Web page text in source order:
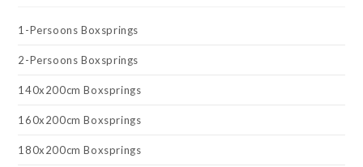
1-Persoons Boxsprings
2-Persoons Boxsprings
140x200cm Boxsprings
160x200cm Boxsprings
180x200cm Boxsprings